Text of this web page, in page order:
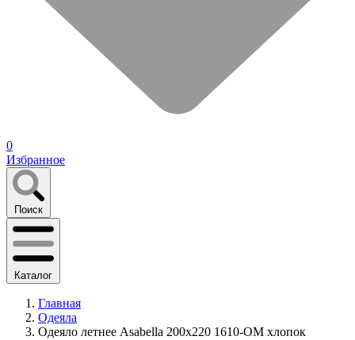
0
Избранное
Поиск
Каталог
Главная
Одеяла
Одеяло летнее Asabella 200х220 1610-OM хлопок